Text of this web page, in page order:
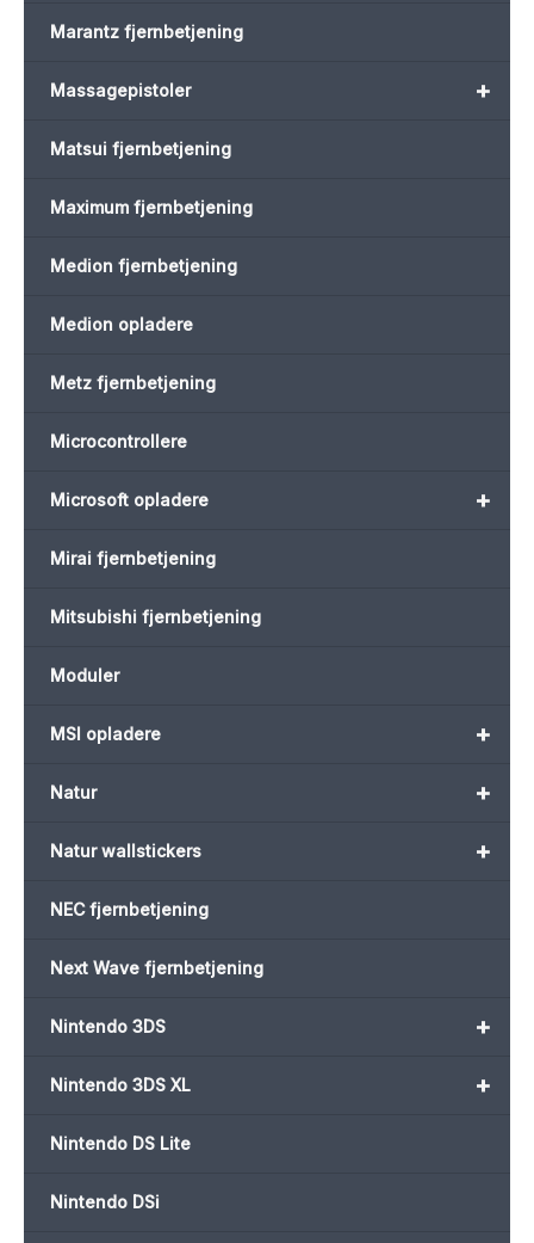
Marantz fjernbetjening
+
Massagepistoler
Matsui fjernbetjening
Maximum fjernbetjening
Medion fjernbetjening
Medion opladere
Metz fjernbetjening
Microcontrollere
+
Microsoft opladere
Mirai fjernbetjening
Mitsubishi fjernbetjening
Moduler
+
MSI opladere
+
Natur
+
Natur wallstickers
NEC fjernbetjening
Next Wave fjernbetjening
+
Nintendo 3DS
+
Nintendo 3DS XL
Nintendo DS Lite
Nintendo DSi